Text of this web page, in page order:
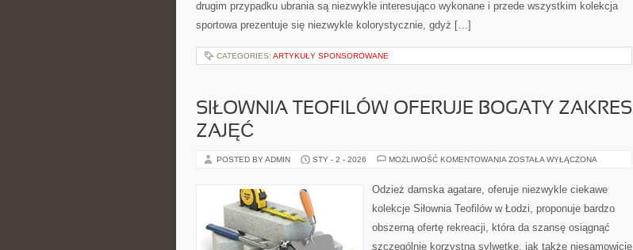
drugim przypadku ubrania są niezwykle interesująco wykonane i przede wszystkim kolekcja
sportowa prezentuje się niezwykle kolorystycznie, gdyż […]
CATEGORIES: ARTYKUŁY SPONSOROWANE
SIŁOWNIA TEOFILÓW OFERUJE BOGATY ZAKRES
ZAJĘĆ
POSTED BY ADMIN STY - 2 - 2026 MOŻLIWOŚĆ KOMENTOWANIA SIŁOWNIA
BOGATY
ZAKRES
ZOSTAŁA WYŁĄCZONA
Odzież damska agatare, oferuje niezwykle ciekawe
kolekcje Siłownia Teofilów w Łodzi, proponuje bardzo
obszerną ofertę rekreacji, która da szansę osiągnąć
szczególnie korzystną sylwetkę, jak także niesamowicie